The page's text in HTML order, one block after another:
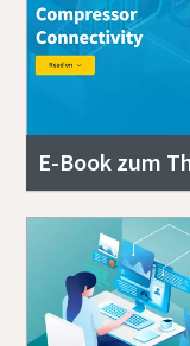
E-Book zum